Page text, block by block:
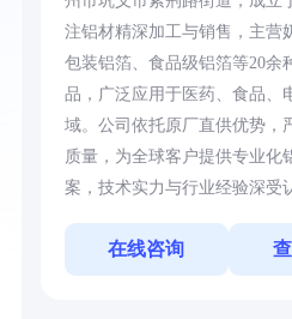
注铝材精深加工与销售，主营
包装铝箔、食品级铝箔等20余
品，广泛应用于医药、食品、
域。公司依托原厂直供优势，
质量，为全球客户提供专业化
案，技术实力与行业经验深受
在线咨询